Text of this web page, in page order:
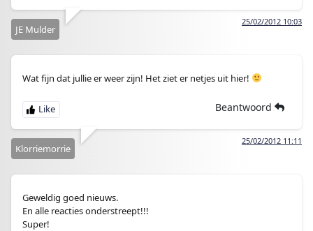
25/02/2012 10:03
JE Mulder
Wat fijn dat jullie er weer zijn! Het ziet er netjes uit hier!
Beantwoord
25/02/2012 11:11
Klorriemorrie
Geweldig goed nieuws.
En alle reacties onderstreept!!!
Super!